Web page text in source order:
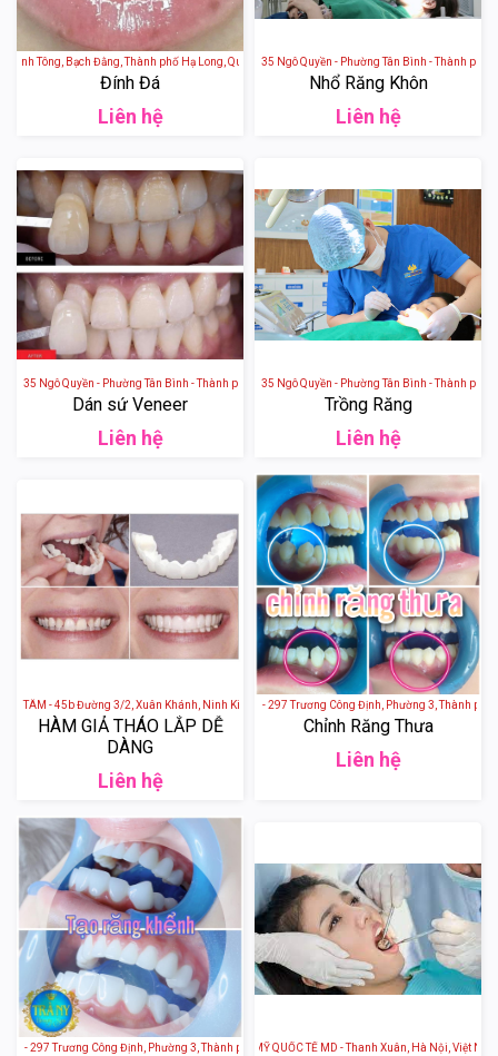
Tông, Bạch Đằng, Thành phố Hạ Long, Quảng Ninh, Việt Nam
Đính Đá
Liên hệ
Nha Khoa HTC - số 135 Ngô Quyền - Phường Tân Bình - Thành phố
Nhổ Răng Khôn
Liên hệ
135 Ngô Quyền - Phường Tân Bình - Thành phố Hải Dương
Dán sứ Veneer
Liên hệ
Nha Khoa HTC - số 135 Ngô Quyền - Phường Tân Bình - Thành phố
Trồng Răng
Liên hệ
TÂM - 45b Đường 3/2, Xuân Khánh, Ninh Kiều, thành phố Cần Thơ, Việt Nam
HÀM GIẢ THÁO LẮP DỄ
DÀNG
Liên hệ
Trà Ny Spa Vũng Tàu - 297 Trương Công Định, Phường 3, Thành phố
Chỉnh Răng Thưa
Liên hệ
- 297 Trương Công Định, Phường 3, Thành phố Vũng Tầu, Bà Rịa - Vũng Tàu, Việt Nam
NHA KHOA THẨM MỸ QUỐC TẾ MD - Thanh Xuân, Hà Nội, Việt Nam